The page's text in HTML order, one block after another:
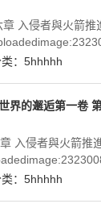
章 入侵者與火箭
： 5hhhhh
界的邂逅第一卷
入侵者與火箭
： 5hhhhh